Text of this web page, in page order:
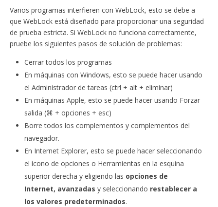
Varios programas interfieren con WebLock, esto se debe a
que WebLock está diseñado para proporcionar una seguridad
de prueba estricta. Si WebLock no funciona correctamente,
pruebe los siguientes pasos de solución de problemas:
Cerrar todos los programas
En máquinas con Windows, esto se puede hacer usando
el Administrador de tareas (ctrl + alt + eliminar)
En máquinas Apple, esto se puede hacer usando Forzar
salida (⌘ + opciones + esc)
Borre todos los complementos y complementos del
navegador.
En Internet Explorer, esto se puede hacer seleccionando
el ícono de opciones o Herramientas en la esquina
superior derecha y eligiendo las opciones de
Internet, avanzadas y seleccionando restablecer a
los valores predeterminados.